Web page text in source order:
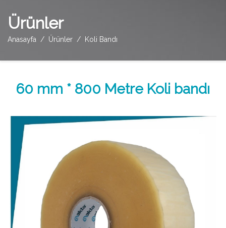
Ürünler
Anasayfa Ürünler Koli Bandı
60 mm * 800 Metre Koli bandı